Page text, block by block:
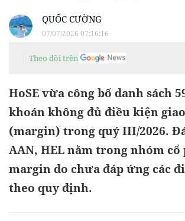
QUỐC CƯỜNG
07/07/2026 07:16:16
Theo dõi trên
HoSE vừa công bố danh sách
khoán không đủ điều kiện
(margin) trong quý III/2026.
AAN, HEL nằm trong nhóm
margin do chưa đáp ứng các
theo quy định.